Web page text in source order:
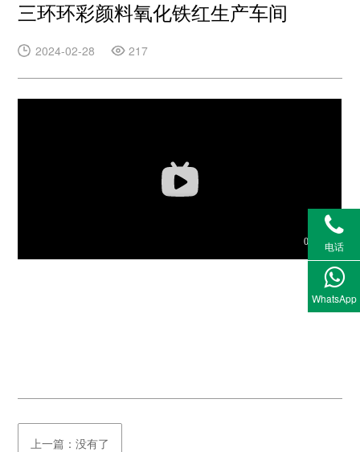
电话
WhatsApp
三环环彩颜料氧化铁红生产车间
2024-02-28 217
上一篇：没有了